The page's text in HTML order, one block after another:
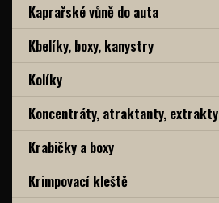
Kaprařské vůně do auta
Kbelíky, boxy, kanystry
Kolíky
Koncentráty, atraktanty, extrakty
Krabičky a boxy
Krimpovací kleště